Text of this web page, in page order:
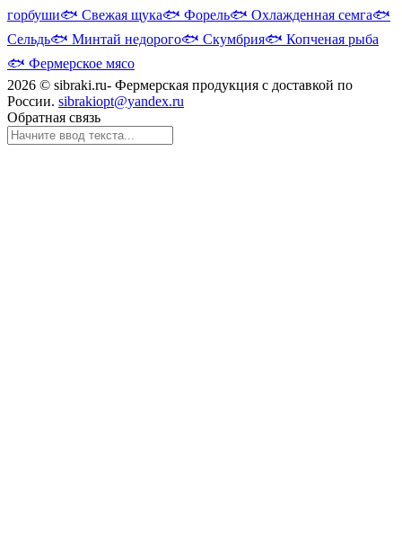
горбуши🐟 Свежая щука🐟 Форель🐟 Охлажденная семга🐟
Сельдь🐟 Минтай недорого🐟 Скумбрия🐟 Копченая рыба
🐟 Фермерское мясо
2026 © sibraki.ru- Фермерская продукция с доставкой по
России. sibrakiopt@yandex.ru
Обратная связь